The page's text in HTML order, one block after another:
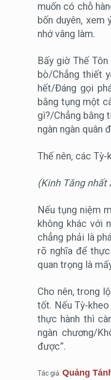
muốn có chỗ
bốn duyên, xem
nhớ vâng làm.
Bấy giờ Thế
bò/Chẳng thiết
hết/Đáng gọi
bằng tụng một
gì?/Chẳng bằng
ngàn ngàn quân
Thế nên, các Tỳ-
(Kinh Tăng nhất
Nếu tụng niệm
không khác với
chẳng phải là
rõ nghĩa để
quan trọng là
Cho nên, trong
tốt. Nếu Tỳ-
thực hành thì
ngàn chương/
được”.
Tác giả: Quảng